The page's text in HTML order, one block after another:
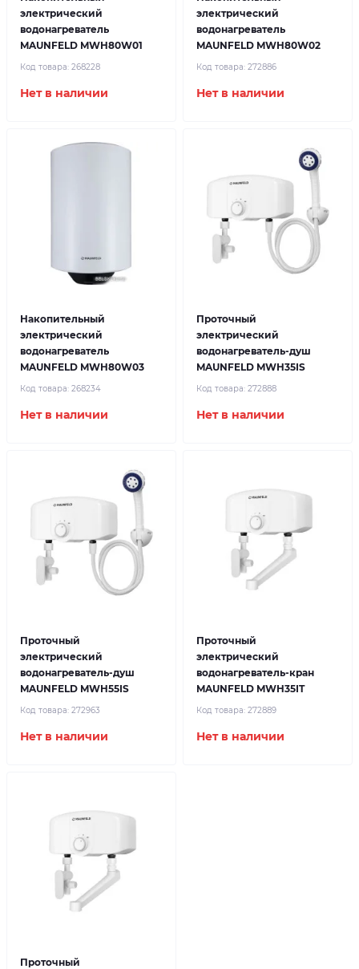
электрический
водонагреватель
MAUNFELD MWH80W01
Код товара: 268228
Нет в наличии
электрический
водонагреватель
MAUNFELD MWH80W02
Код товара: 272886
Нет в наличии
Накопительный
электрический
водонагреватель
MAUNFELD MWH80W03
Код товара: 268234
Нет в наличии
Проточный
электрический
водонагреватель-душ
MAUNFELD MWH35IS
Код товара: 272888
Нет в наличии
Проточный
электрический
водонагреватель-душ
MAUNFELD MWH55IS
Код товара: 272963
Нет в наличии
Проточный
электрический
водонагреватель-кран
MAUNFELD MWH35IT
Код товара: 272889
Нет в наличии
Проточный